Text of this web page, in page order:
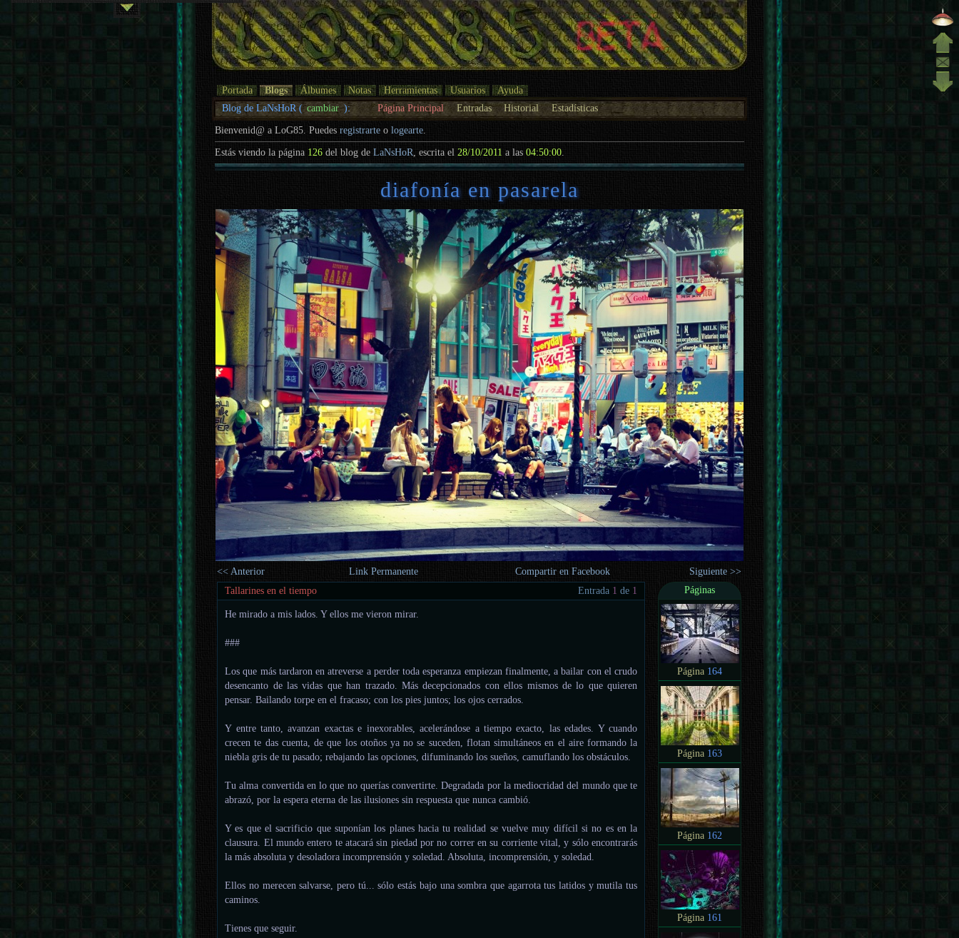
Portada Blogs Álbumes Notas Herramientas Usuarios
Ayuda
Blog de LaNsHoR ( cambiar ): Página Principal Entradas Historial Estadísticas
Bienvenid@ a LoG85. Puedesregistrarte ologearte.
Estás viendo la página 126 del blog deLaNsHoR , escrita el 28/10/2011 a las04:50:00
diafonía en pasarela
<< Anterior Link Permanente Compartir en Facebook
Siguiente >>
Tallarines en el tiempo
Entrada 1 de 1
He mirado a mis lados. Y ellos me vieron mirar.
###
Los que más tardaron en atreverse a perder toda esperanza empiezan finalmente, a bailar con el crudo
desencanto de las vidas que han trazado. Más decepcionados con ellos mismos de lo que quieren
pensar. Bailando torpe en el fracaso; con los pies juntos; los ojos cerrados.
Y entre tanto, avanzan exactas e inexorables, acelerándose a tiempo exacto, las edades. Y cuando
crecen te das cuenta, de que los otoños ya no se suceden, flotan simultáneos en el aire formando la
niebla gris de tu pasado; rebajando las opciones, difuminando los sueños, camuflando los obstáculos.
Tu alma convertida en lo que no querías convertirte. Degradada por la mediocridad del mundo que te
abrazó, por la espera eterna de las ilusiones sin respuesta que nunca cambió.
Y es que el sacrificio que suponían los planes hacia tu realidad se vuelve muy difícil si no es en la
clausura. El mundo entero te atacará sin piedad por no correr en su corriente vital, y sólo encontrarás
la más absoluta y desoladora incomprensión y soledad. Absoluta, incomprensión, y soledad.
Ellos no merecen salvarse, pero tú... sólo estás bajo una sombra que agarrota tus latidos y mutila tus
caminos.
Tienes que seguir.
Páginas
Página 164
Página 163
Página 162
Página 161